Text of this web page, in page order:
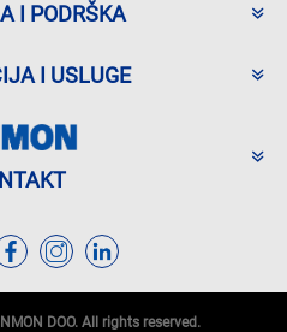
I PODRŠKA
I USLUGE
DOO. All rights reserved.